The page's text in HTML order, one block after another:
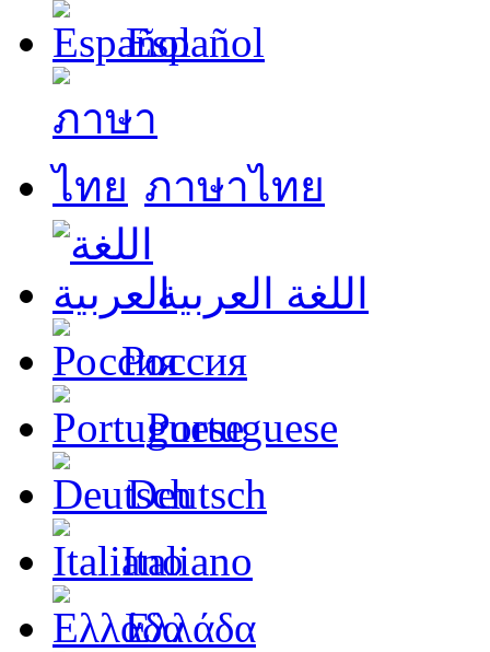
Español
ภาษาไทย
اللغة العربية
Россия
Portuguese
Deutsch
Italiano
Ελλάδα